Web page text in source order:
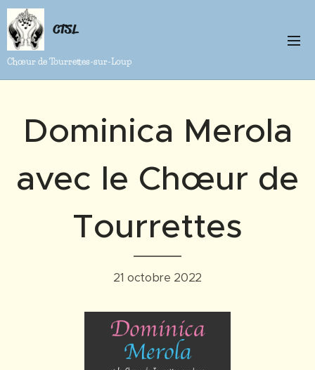
CTSL
Chœur de Tourrettes-sur-Loup
Dominica Merola
avec le Chœur de
Tourrettes
21 octobre 2022